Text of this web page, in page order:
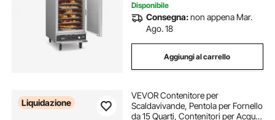
Disponibile
Consegna:non appena Mar.
Ago. 18
Aggiungi al carrello
Liquidazione
VEVOR Contenitore per
Scaldavivande, Pentola per Fornello
da 15 Quarti, Contenitori per Acqua